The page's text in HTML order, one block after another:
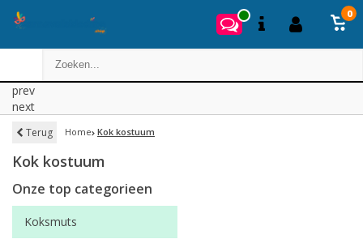
0
prev
next
Terug Home Kok kostuum
Kok kostuum
Onze top categorieen
Koksmuts